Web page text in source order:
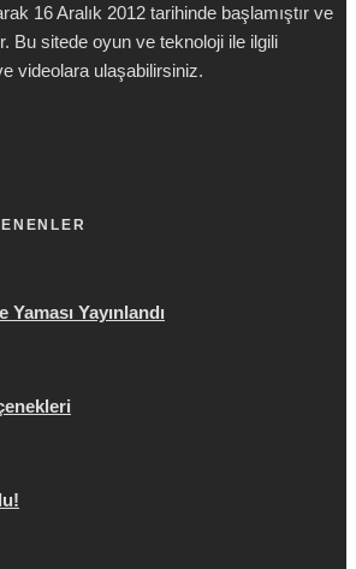
16 Aralık 2012 tarihinde başlamıştır ve
Bu sitede oyun ve teknoloji ile ilgili
videolara ulaşabilirsiniz.
Yayınlandı